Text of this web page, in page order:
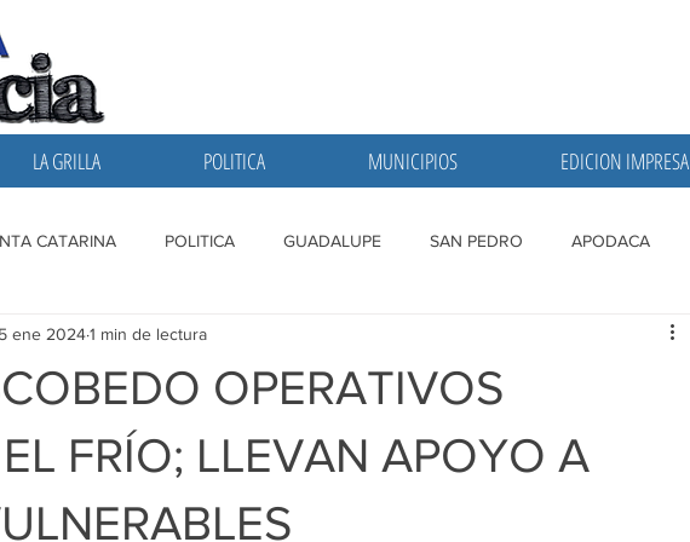
LA GRILLA POLITICA MUNICIPIOS EDICION IMPRESA
CATARINA POLITICA GUADALUPE SAN PEDRO APODACA
GRILLA SAN NICOLAS
OPERATIVOS
FRÍO; LLEVAN APOYO A
ene 20241 min de lectura